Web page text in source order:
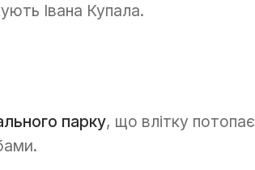
Івана Купала.
парку, що влітку потопає